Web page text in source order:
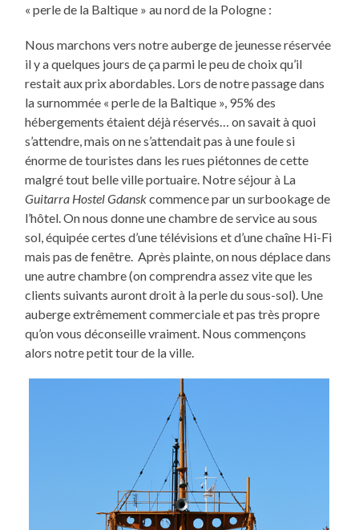
« perle de la Baltique » au nord de la Pologne :
Nous marchons vers notre auberge de jeunesse réservée
il y a quelques jours de ça parmi le peu de choix qu’il
restait aux prix abordables. Lors de notre passage dans
la surnommée « perle de la Baltique », 95% des
hébergements étaient déjà réservés… on savait à quoi
s’attendre, mais on ne s’attendait pas à une foule si
énorme de touristes dans les rues piétonnes de cette
malgré tout belle ville portuaire. Notre séjour à La
Guitarra Hostel Gdanskcommence par un surbookage de
l’hôtel. On nous donne une chambre de service au sous
sol, équipée certes d’une télévisions et d’une chaîne Hi-Fi
mais pas de fenêtre. Après plainte, on nous déplace dans
une autre chambre (on comprendra assez vite que les
clients suivants auront droit à la perle du sous-sol). Une
auberge extrêmement commerciale et pas très propre
qu’on vous déconseille vraiment. Nous commençons
alors notre petit tour de la ville.